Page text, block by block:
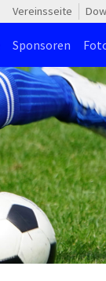
Vereinsseite
Sponsoren